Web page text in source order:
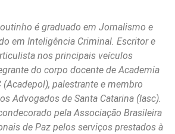
é graduado em Jornalismo e
em Inteligência Criminal. Escritor e
nos principais veículos
do corpo docente de Academia
(Acadepol), palestrante e membro
Advogados de Santa Catarina (Iasc).
pela Associação Brasileira
de Paz pelos serviços prestados à